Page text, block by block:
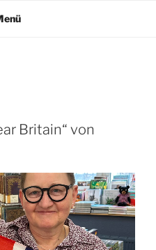
Britain“ von